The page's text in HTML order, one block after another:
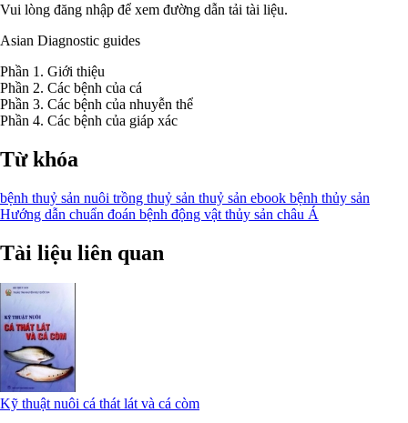
Vui lòng đăng nhập để xem đường dẫn tải tài liệu.
Asian Diagnostic guides
Phần 1. Giới thiệu
Phần 2. Các bệnh của cá
Phần 3. Các bệnh của nhuyễn thể
Phần 4. Các bệnh của giáp xác
Từ khóa
bệnh thuỷ sản nuôi trồng thuỷ sản thuỷ sản ebook bệnh thủy sản
Hướng dẫn chuẩn đoán bệnh động vật thủy sản châu Á
Tài liệu liên quan
Kỹ thuật nuôi cá thát lát và cá còm